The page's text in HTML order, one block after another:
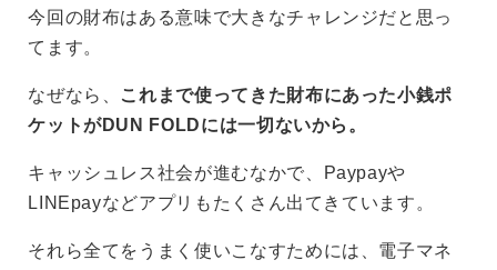
今回の財布はある意味で大きなチャレンジだと思っ
てます。
なぜなら、 これまで使ってきた財布にあった小銭ポ
ケットがDUN FOLDには一切ないから。
キャッシュレス社会が進むなかで、Paypayや
LINEpayなどアプリもたくさん出てきています。
それら全てをうまく使いこなすためには、電子マネ